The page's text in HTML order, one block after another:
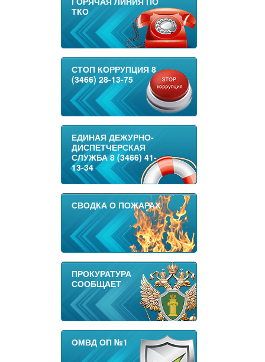
ТКО
СТОП КОРРУПЦИЯ 8
(3466) 28-13-75
ЕДИНАЯ ДЕЖУРНО-
ДИСПЕТЧЕРСКАЯ
СЛУЖБА 8 (3466) 41-
13-34
СВОДКА О ПОЖАРАХ
ПРОКУРАТУРА
СООБЩАЕТ
ОМВД ОП №1